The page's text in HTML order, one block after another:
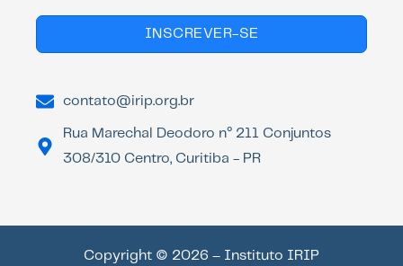
INSCREVER-SE
contato@irip.org.br
Rua Marechal Deodoro n° 211 Conjuntos
308/310 Centro, Curitiba - PR
Copyright © 2026 – Instituto IRIP